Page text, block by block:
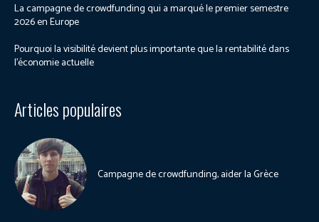
La campagne de crowdfunding qui a marqué le premier semestre
2026 en Europe
Pourquoi la visibilité devient plus importante que la rentabilité dans
l’économie actuelle
Articles populaires
Campagne de crowdfunding, aider la Grèce